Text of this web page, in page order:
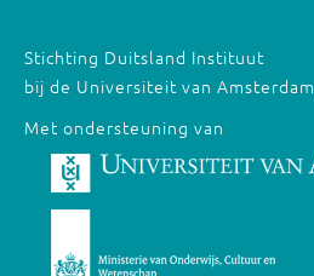
Stichting Duitsland Instituut
bij de Universiteit van Amsterdam
Met ondersteuning van